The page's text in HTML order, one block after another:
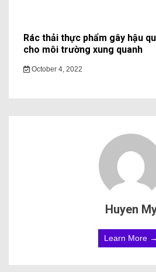
Rác thải thực phẩm gây hậu
cho môi trường xung quanh
October 4, 2022
Huyen
Learn More →